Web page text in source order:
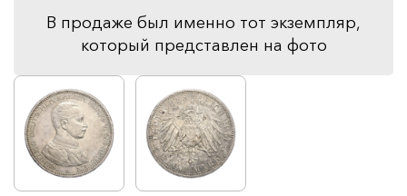
В продаже был именно тот экземпляр,
который представлен на фото